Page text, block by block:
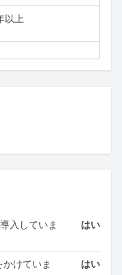
以上
入していま
はい
けていま
はい